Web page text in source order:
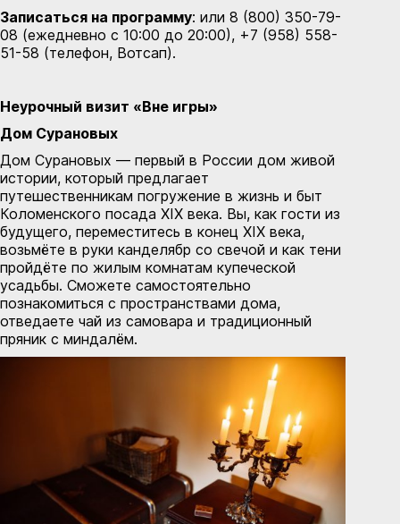
Записаться на программу: или 8 (800) 350-79-
08 (ежедневно с 10:00 до 20:00), +7 (958) 558-
51-58 (телефон, Вотсап).
Неурочный визит «Вне игры»
Дом Сурановых
Дом Сурановых — первый в России дом живой
истории, который предлагает
путешественникам погружение в жизнь и быт
Коломенского посада XIX века. Вы, как гости из
будущего, переместитесь в конец XIX века,
возьмёте в руки канделябр со свечой и как тени
пройдёте по жилым комнатам купеческой
усадьбы. Сможете самостоятельно
познакомиться с пространствами дома,
отведаете чай из самовара и традиционный
пряник с миндалём.